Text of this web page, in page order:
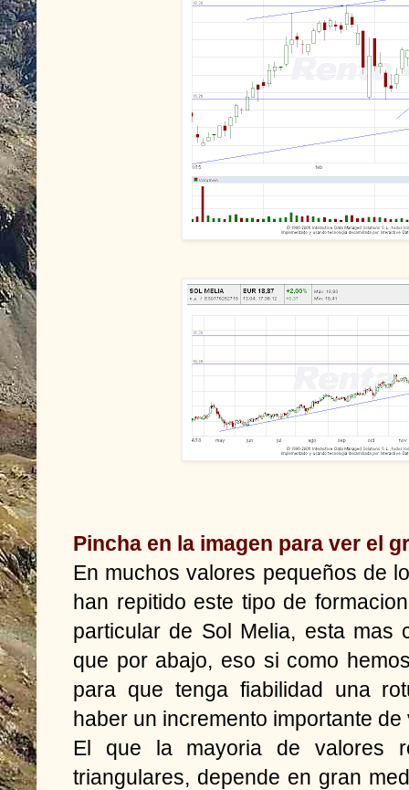
Pincha en la imagen para ver el
En muchos valores pequeños de
han repitido este tipo de
particular de Sol Melia, esta mas
que por abajo, eso si como
para que tenga fiabilidad una
haber un incremento importante de
El que la mayoria de valores
triangulares, depende en gran